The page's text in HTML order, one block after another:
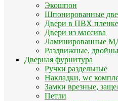
Экошпон
Шпонированные
Двери в ПВХ пленке
Двери из массива
Ламинированные
Раздвижные,
Дверная фурнитура
Ручки раздельные
Накладки, wc
Замки врезные,
Петли